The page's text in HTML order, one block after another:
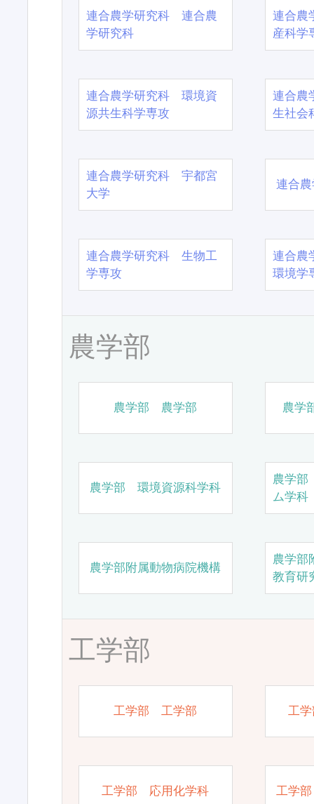
連合農学研究科 連合農
学研究科
連合農
産科学
連合農学研究科 環境資
源共生科学専攻
連合農
生社会
連合農学研究科 宇都宮
大学
連合
連合農学研究科 生物工
学専攻
連合農
環境学
農学部
農学部 農学部 農学
農学部 環境資源科学科
農学
ム学科
農学部附属動物病院機構
農学部
教育研
工学部
工学部 工学部 工
工学部 応用化学科 工学